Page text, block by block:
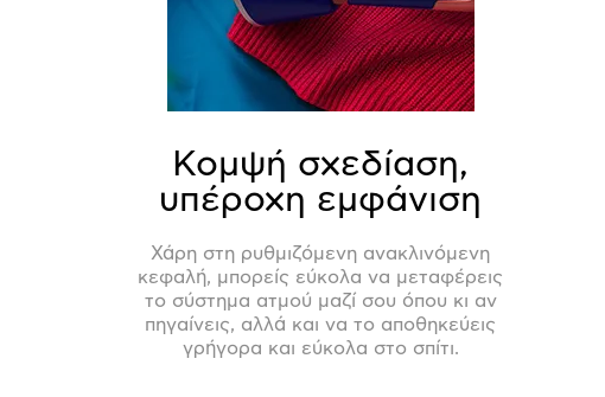
Κομψή σχεδίαση,
υπέροχη εμφάνιση
Χάρη στη ρυθμιζόμενη ανακλινόμενη
κεφαλή, μπορείς εύκολα να μεταφέρεις
το σύστημα ατμού μαζί σου όπου κι αν
πηγαίνεις, αλλά και να το αποθηκεύεις
γρήγορα και εύκολα στο σπίτι.